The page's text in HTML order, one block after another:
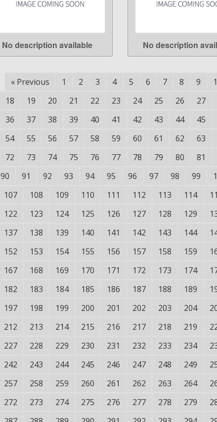
LEARN MORE
No description available LEARN MORE
No description
« Previous 1 2 3 4 5 6 7 8 9
18
19 20 21 22 23 24 25 26 27
36
37 38 39 40 41 42 43 44 45
54
55 56 57 58 59 60 61 62 63
72
73 74 75 76 77 78 79 80 81
90
91 92 93 94 95 96 97 98 99
107
108 109 110 111 112 113 114
122
123 124 125 126 127 128 129
137
138 139 140 141 142 143 144
152
153 154 155 156 157 158 159
167
168 169 170 171 172 173 174
182
183 184 185 186 187 188 189
197
198 199 200 201 202 203 204
212
213 214 215 216 217 218 219
227
228 229 230 231 232 233 234
242
243 244 245 246 247 248 249
257
258 259 260 261 262 263 264
272
273 274 275 276 277 278 279